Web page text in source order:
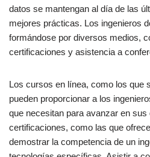
datos se mantengan al día de las
mejores prácticas. Los ingenieros
formándose por diversos medios,
certificaciones y asistencia a
Los cursos en línea, como los que
pueden proporcionar a los
que necesitan para avanzar en sus
certificaciones, como las que
demostrar la competencia de un